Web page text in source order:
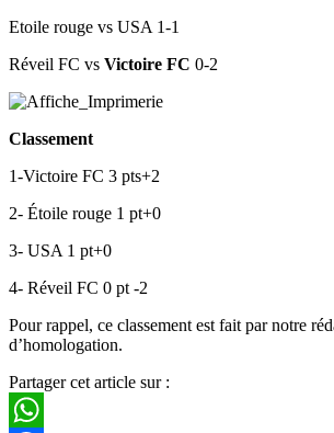
Etoile rouge vs USA 1-1
Réveil FC vs Victoire FC 0-2
Classement
1-Victoire FC 3 pts+2
2- Étoile rouge 1 pt+0
3- USA 1 pt+0
4- Réveil FC 0 pt -2
Pour rappel, ce classement est fait par notre
d’homologation.
Partager cet article sur :